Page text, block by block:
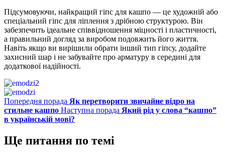
Підсумовуючи, найкращий гіпс для кашпо — це художній або
спеціальний гіпс для ліплення з дрібною структурою. Він
забезпечить ідеальне співвідношення міцності і пластичності,
а правильний догляд за виробом подовжить його життя.
Навіть якщо ви вирішили обрати інший тип гіпсу, додайте
захисний шар і не забувайте про арматуру в середині для
додаткової надійності.
Попередня порада Як перетворити звичайне відро на
стильне кашпо Наступна порада Який рід у слова “кашпо”
в українській мові?
Ще питання по темі